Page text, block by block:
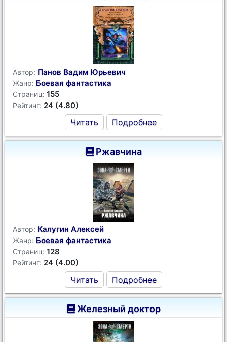
Автор: Панов Вадим Юрьевич
Жанр: Боевая фантастика
Страниц: 155
Рейтинг: 24 (4.80)
Читать Подробнее
Ржавчина
Автор: Калугин Алексей
Жанр: Боевая фантастика
Страниц: 128
Рейтинг: 24 (4.00)
Читать Подробнее
Железный доктор